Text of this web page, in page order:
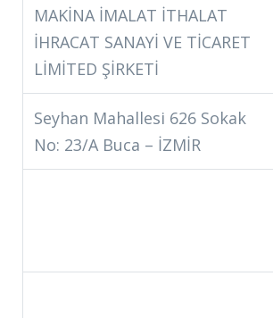
MAKİNA İMALAT İTHALAT
İHRACAT SANAYİ VE TİCARET
LİMİTED ŞİRKETİ
Seyhan Mahallesi 626 Sokak
No: 23/A Buca – İZMİR